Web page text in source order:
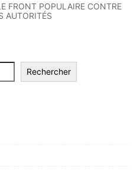
FRONT POPULAIRE CONTRE
AUTORITÉS
Rechercher